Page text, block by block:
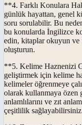
**4. Farklı Konulara
günlük hayattan, genel
soru sorulabilir. Bu
bu konularda İngilizce
edin, kitaplar okuyun ve
oluşturun.
**5. Kelime Haznenizi
geliştirmek için kelime
kelimeler öğrenmeye
olarak kullanmaya özen
anlamlılarını ve zıt
çeşitlilik